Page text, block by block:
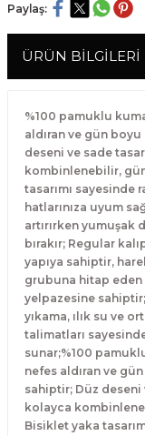
Paylaş:
ÜRÜN BİLGİLERİ
%100 pamuklu
aldıran ve gün
deseni ve sade
kombinlenebilir,
tasarımı
hatlarınıza uyum
artırırken
bırakır; Regular
yapıya sahiptir,
grubuna hitap eden
yelpazesine
yıkama, ılık su ve
talimatları
sunar;%100
nefes aldıran ve
sahiptir; Düz deseni
kolayca
Bisiklet yaka